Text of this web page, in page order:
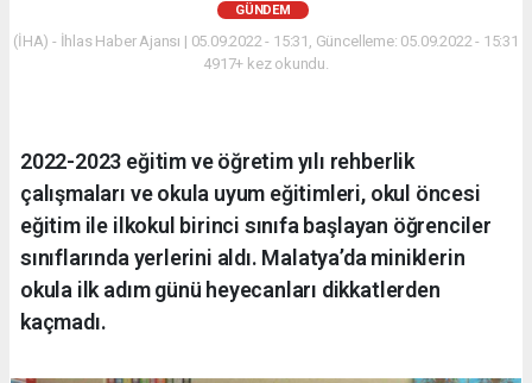
GÜNDEM
(İHA) - İhlas Haber Ajansı | 05.09.2022 - 15:31, Güncelleme: 05.09.2022 - 15:31
4917+ kez okundu.
2022-2023 eğitim ve öğretim yılı rehberlik
çalışmaları ve okula uyum eğitimleri, okul öncesi
eğitim ile ilkokul birinci sınıfa başlayan öğrenciler
sınıflarında yerlerini aldı. Malatya’da miniklerin
okula ilk adım günü heyecanları dikkatlerden
kaçmadı.